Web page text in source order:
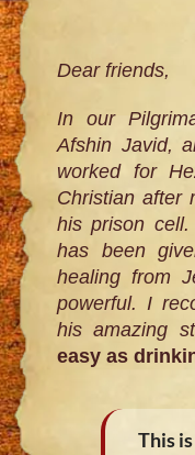
Dear friends,
In our
Afshin Javid,
worked for
Christian after
his prison
has been
healing from
powerful. I
his amazing
easy as
This